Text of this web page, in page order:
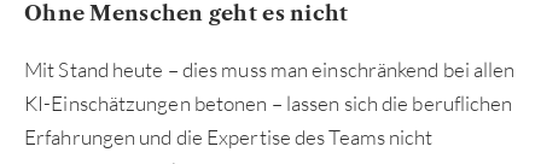
Ohne Menschen geht es nicht
Mit Stand heute – dies muss man einschränkend bei allen
KI-Einschätzungen betonen – lassen sich die beruflichen
Erfahrungen und die Expertise des Teams nicht